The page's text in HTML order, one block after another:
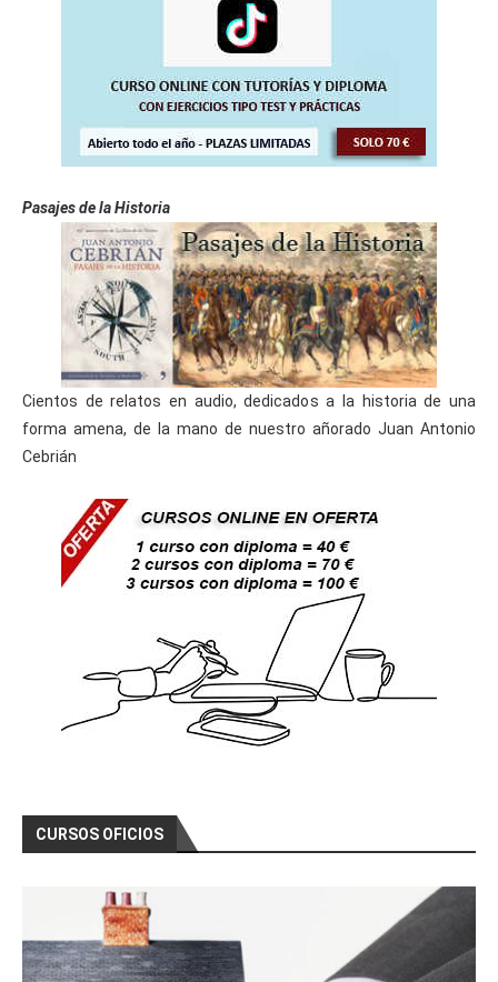
Pasajes de la Historia
Cientos de relatos en audio, dedicados a la historia de una
forma amena, de la mano de nuestro añorado Juan Antonio
Cebrián
CURSOS OFICIOS